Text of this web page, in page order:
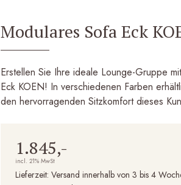
Modulares Sofa Eck
Erstellen Sie Ihre ideale Lounge-Gruppe
Eck KOEN! In verschiedenen Farben
den hervorragenden Sitzkomfort dieses
1.845,-
incl. 21% MwSt
Lieferzeit: Versand innerhalb von 3 bis 4